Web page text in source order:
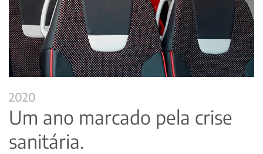
2020
Um ano marcado pela crise
sanitária.